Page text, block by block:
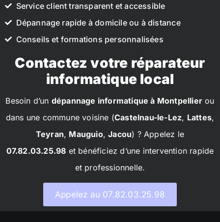
Service client transparent et accessible
Dépannage rapide à domicile ou à distance
Conseils et formations personnalisées
Contactez votre réparateur
informatique local
Besoin d’un dépannage informatique à Montpellier ou
dans une commune voisine (Castelnau-le-Lez, Lattes,
Teyran, Mauguio,Jacou) ? Appelez le
07.82.03.25.98 et bénéficiez d’une intervention rapide
et professionnelle.
Appelez au 07.82.03.25.98